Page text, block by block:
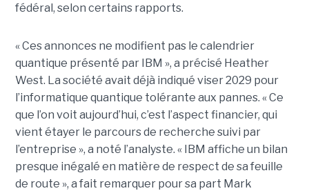
fédéral, selon certains rapports.
« Ces annonces ne modifient pas le calendrier
quantique présenté par IBM », a précisé Heather
West. La société avait déjà indiqué viser 2029 pour
l’informatique quantique tolérante aux pannes. « Ce
que l’on voit aujourd’hui, c’est l’aspect financier, qui
vient étayer le parcours de recherche suivi par
l’entreprise », a noté l’analyste. « IBM affiche un bilan
presque inégalé en matière de respect de sa feuille
de route », a fait remarquer pour sa part Mark